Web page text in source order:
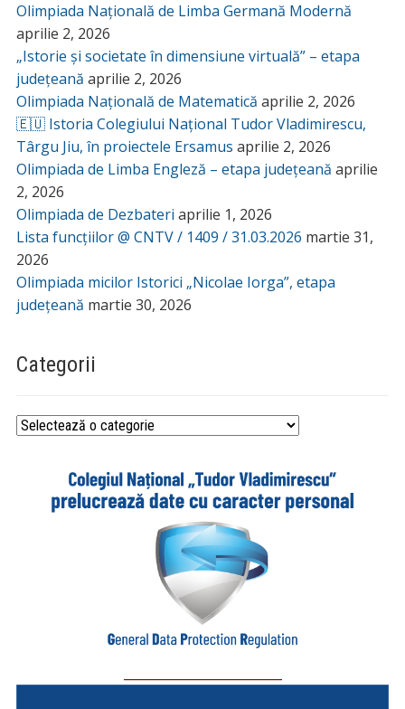
Olimpiada Națională de Limba Germană Modernă
aprilie 2, 2026
„Istorie și societate în dimensiune virtuală” – etapa
județeană aprilie 2, 2026
Olimpiada Națională de Matematică aprilie 2, 2026
🇪🇺 Istoria Colegiului Național Tudor Vladimirescu,
Târgu Jiu, în proiectele Ersamus aprilie 2, 2026
Olimpiada de Limba Engleză – etapa județeană aprilie
2, 2026
Olimpiada de Dezbateri aprilie 1, 2026
Lista funcțiilor @ CNTV / 1409 / 31.03.2026 martie 31,
2026
Olimpiada micilor Istorici „Nicolae Iorga”, etapa
județeană martie 30, 2026
Categorii
Categorii